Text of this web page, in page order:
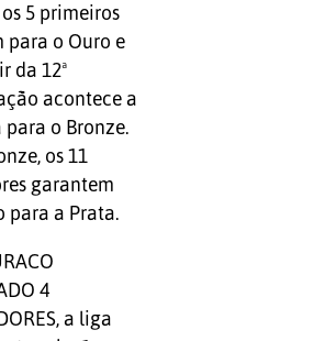
5 primeiros
para o Ouro e
da 12ª
acontece a
para o Bronze.
os 11
garantem
para a Prata.
4
a liga